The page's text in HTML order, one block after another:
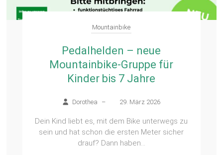
Mountainbike
Pedalhelden – neue
Mountainbike-Gruppe für
Kinder bis 7 Jahre
Dorothea – 29. März 2026
Dein Kind liebt es, mit dem Bike unterwegs zu
sein und hat schon die ersten Meter sicher
drauf? Dann haben...